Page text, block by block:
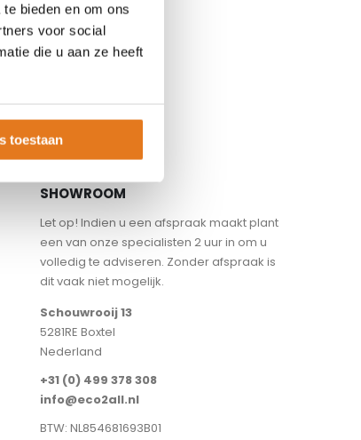
bieden en om ons
voor social
die u aan ze heeft
toestaan
SHOWROOM
Let op! Indien u een afspraak maakt plant
een van onze specialisten 2 uur in om u
volledig te adviseren. Zonder afspraak is
dit vaak niet mogelijk.
Schouwrooij 13
5281RE Boxtel
Nederland
+31 (0) 499 378 308
info@eco2all.nl
BTW: NL854681693B01